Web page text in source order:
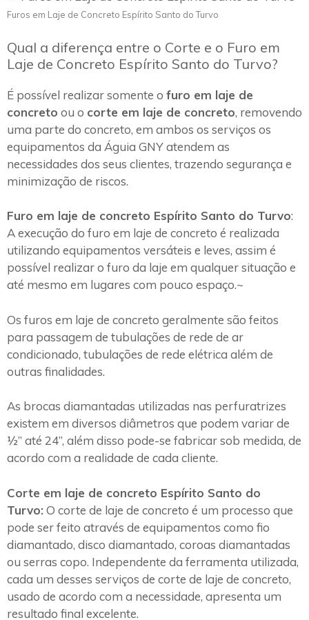
Furos em Laje de Concreto Espírito Santo do Turvo
Qual a diferença entre o Corte e o Furo em
Laje de Concreto Espírito Santo do Turvo?
É possível realizar somente o furo em laje de
concreto ou o corte em laje de concreto, removendo
uma parte do concreto, em ambos os serviços os
equipamentos da Águia GNY atendem as
necessidades dos seus clientes, trazendo segurança e
minimização de riscos.
Furo em laje de concreto Espírito Santo do Turvo:
A execução do furo em laje de concreto é realizada
utilizando equipamentos versáteis e leves, assim é
possível realizar o furo da laje em qualquer situação e
até mesmo em lugares com pouco espaço.~
Os furos em laje de concreto geralmente são feitos
para passagem de tubulações de rede de ar
condicionado, tubulações de rede elétrica além de
outras finalidades.
As brocas diamantadas utilizadas nas perfuratrizes
existem em diversos diâmetros que podem variar de
½” até 24”, além disso pode-se fabricar sob medida, de
acordo com a realidade de cada cliente.
Corte em laje de concreto Espírito Santo do
Turvo: O corte de laje de concreto é um processo que
pode ser feito através de equipamentos como fio
diamantado, disco diamantado, coroas diamantadas
ou serras copo. Independente da ferramenta utilizada,
cada um desses serviços de corte de laje de concreto,
usado de acordo com a necessidade, apresenta um
resultado final excelente.